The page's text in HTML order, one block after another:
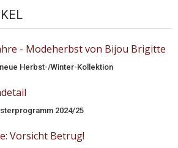
Herbst-/Winter-Kollektion
2024/25